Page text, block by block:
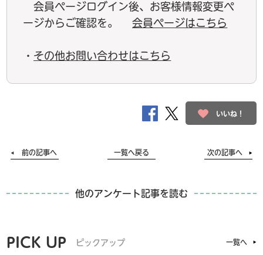
会員ページログイン後、お客様情報変更ペ
ージからご確認を。会員ページはこちら
・ その他お問い合わせはこちら
いいね！
前の記事へ 一覧へ戻る 次の記事へ
他のアンケート記事を読む
PICK UP ピックアップ 一覧へ